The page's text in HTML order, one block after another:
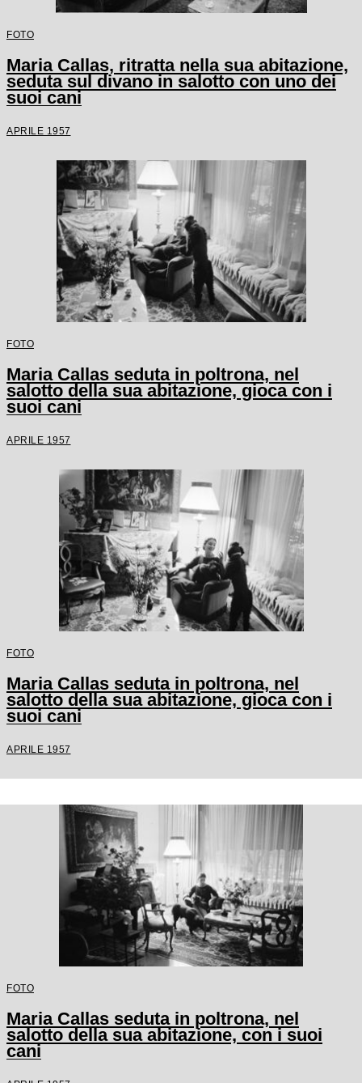
FOTO
Maria Callas, ritratta nella sua abitazione,
seduta sul divano in salotto con uno dei
suoi cani
APRILE 1957
FOTO
Maria Callas seduta in poltrona, nel
salotto della sua abitazione, gioca con i
suoi cani
APRILE 1957
FOTO
Maria Callas seduta in poltrona, nel
salotto della sua abitazione, gioca con i
suoi cani
APRILE 1957
FOTO
Maria Callas seduta in poltrona, nel
salotto della sua abitazione, con i suoi
cani